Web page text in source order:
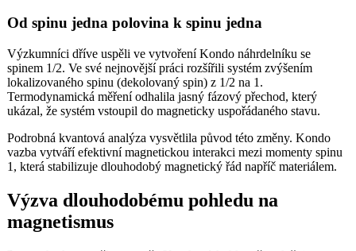
Od spinu jedna polovina k spinu jedna
Výzkumníci dříve uspěli ve vytvoření Kondo náhrdelníku se
spinem 1/2. Ve své nejnovější práci rozšířili systém zvýšením
lokalizovaného spinu (dekolovaný spin) z 1/2 na 1.
Termodynamická měření odhalila jasný fázový přechod, který
ukázal, že systém vstoupil do magneticky uspořádaného stavu.
Podrobná kvantová analýza vysvětlila původ této změny. Kondo
vazba vytváří efektivní magnetickou interakci mezi momenty spinu
1, která stabilizuje dlouhodobý magnetický řád napříč materiálem.
Výzva dlouhodobému pohledu na
magnetismus